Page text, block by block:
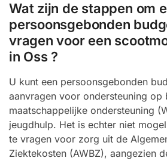
Wat zijn de stappen om
persoonsgebonden
vragen voor een
in Oss ?
U kunt een persoonsgebonden
aanvragen voor ondersteuning op
maatschappelijke ondersteuning
jeugdhulp. Het is echter niet
te vragen voor zorg uit de
Ziektekosten (AWBZ), aangezien